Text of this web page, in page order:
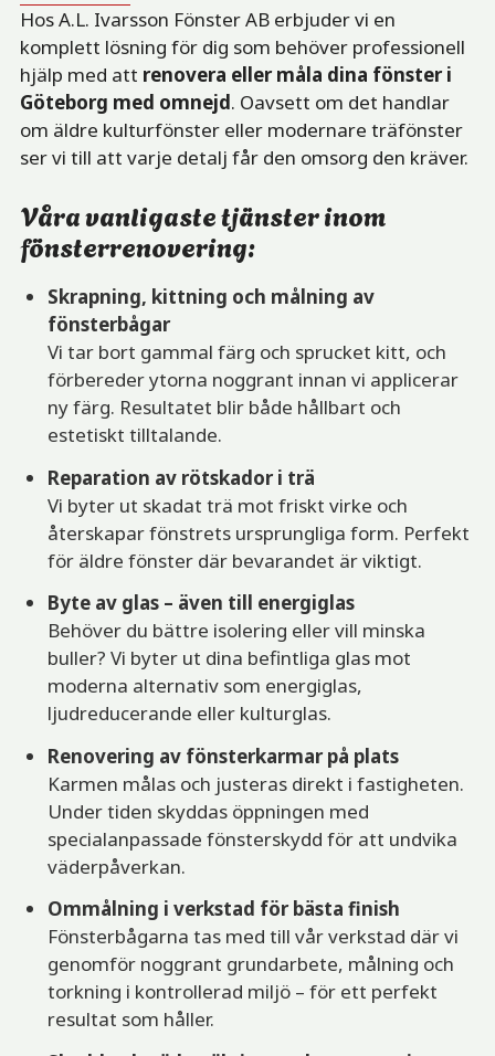
Hos A.L. Ivarsson Fönster AB erbjuder vi en
komplett lösning för dig som behöver professionell
hjälp med att renovera eller måla dina fönster i
Göteborg med omnejd. Oavsett om det handlar
om äldre kulturfönster eller modernare träfönster
ser vi till att varje detalj får den omsorg den kräver.
Våra vanligaste tjänster inom
fönsterrenovering:
Skrapning, kittning och målning av
fönsterbågar
Vi tar bort gammal färg och sprucket kitt, och
förbereder ytorna noggrant innan vi applicerar
ny färg. Resultatet blir både hållbart och
estetiskt tilltalande.
Reparation av rötskador i trä
Vi byter ut skadat trä mot friskt virke och
återskapar fönstrets ursprungliga form. Perfekt
för äldre fönster där bevarandet är viktigt.
Byte av glas – även till energiglas
Behöver du bättre isolering eller vill minska
buller? Vi byter ut dina befintliga glas mot
moderna alternativ som energiglas,
ljudreducerande eller kulturglas.
Renovering av fönsterkarmar på plats
Karmen målas och justeras direkt i fastigheten.
Under tiden skyddas öppningen med
specialanpassade fönsterskydd för att undvika
väderpåverkan.
Ommålning i verkstad för bästa finish
Fönsterbågarna tas med till vår verkstad där vi
genomför noggrant grundarbete, målning och
torkning i kontrollerad miljö – för ett perfekt
resultat som håller.